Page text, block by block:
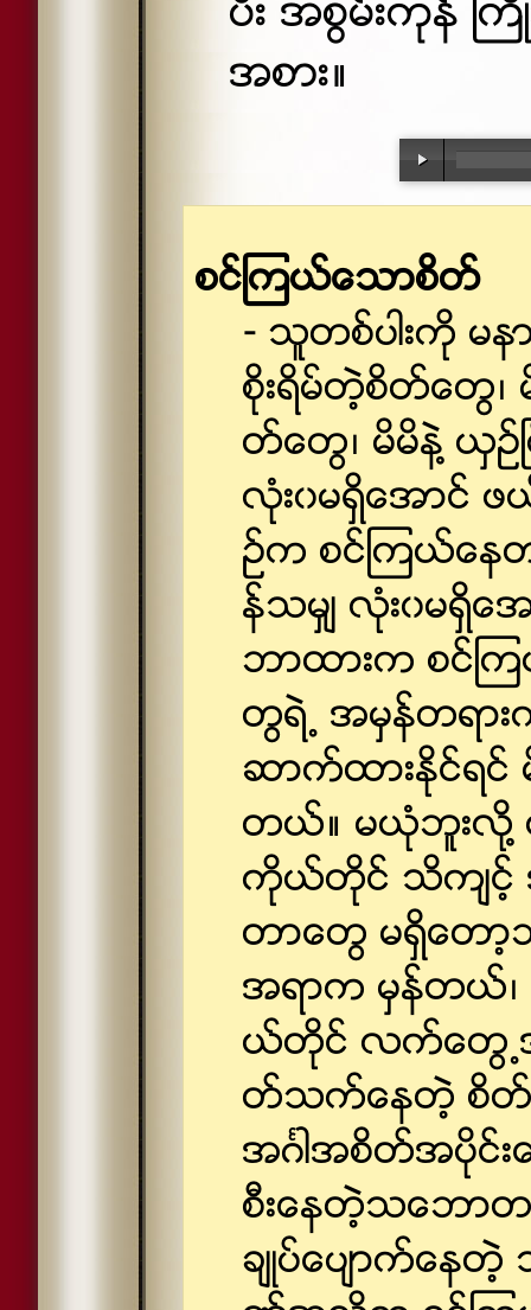
ပီး အစြမ္းကုန္
အစား။
စင္ၾကယ္ေသာစိတ္
- သူတစ္ပါးကို မ
စိုးရိမ္တဲ့စိတ္ေတြ
တ္ေတြ၊ မိမိနဲ႔
လံုး၀မရွိေအာင္
ဥ္က စင္ၾကယ္ေန
န္သမွ် လံုး၀မရွိေ
ဘာထားက စင္ၾ
တြရဲ႕ အမွန္တရ
ဆာက္ထားႏိုင္ရ
တယ္။ မယံုဘူးလို
ကိုယ္တိုင္ သိက်င့္ အ
တာေတြ မရွိေ
အရာက မွန္တယ္
ယ္တိုင္ လက္ေတြ႕
တ္သက္ေနတဲ့ စိတ္ေ
အဂၤါအစိတ္အပိုင္း
စီးေနတဲ့သေဘာတ
ခ်ဳပ္ေပ်ာက္ေနတဲ့